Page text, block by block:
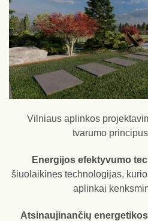
Vilniaus aplinkos
tvarumo
Energijos efektyvumo
šiuolaikines technologijas,
aplinkai
Atsinaujinančių